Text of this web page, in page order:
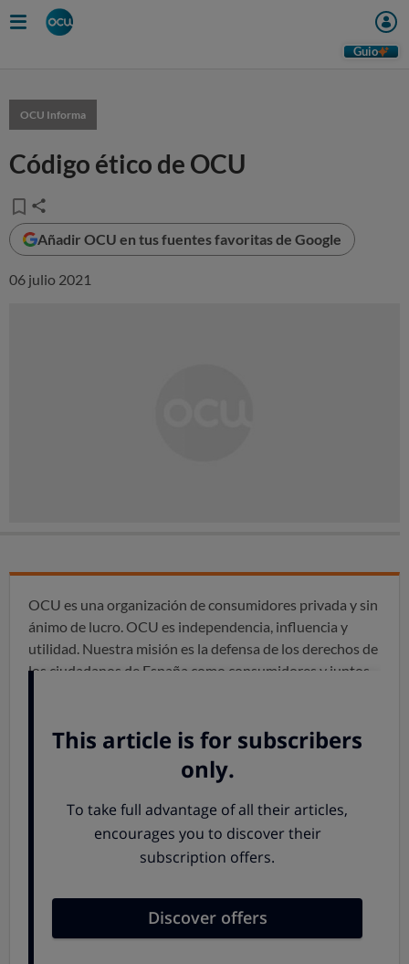
Guio
OCU Informa
Código ético de OCU
Añadir OCU en tus fuentes favoritas de Google
06 julio 2021
OCU es una organización de consumidores privada y sin
ánimo de lucro. OCU es independencia, influencia y
utilidad. Nuestra misión es la defensa de los derechos de
los ciudadanos de España como consumidores y juntos
consumidores tomen las mejores decisiones de
con la ética y con la sociedad,en OCU nos hemos
dotado de un Código éticoque tiene la vocación de
convertirse en referente de nuestra actuación y en
en la sociedad. En este Código se definen nuestros
valores organizativos, se detallan las conductas